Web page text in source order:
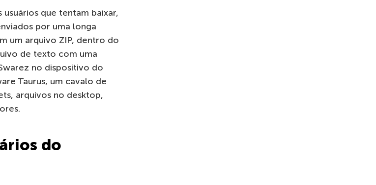
que tentam baixar,
por uma longa
um arquivo ZIP, dentro do
de texto com uma
no dispositivo do
Taurus, um cavalo de
arquivos no desktop,
do